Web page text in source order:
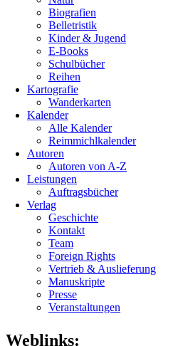
Biografien
Belletristik
Kinder & Jugend
E-Books
Schulbücher
Reihen
Kartografie
Wanderkarten
Kalender
Alle Kalender
Reimmichlkalender
Autoren
Autoren von A-Z
Leistungen
Auftragsbücher
Verlag
Geschichte
Kontakt
Team
Foreign Rights
Vertrieb & Auslieferung
Manuskripte
Presse
Veranstaltungen
Weblinks: